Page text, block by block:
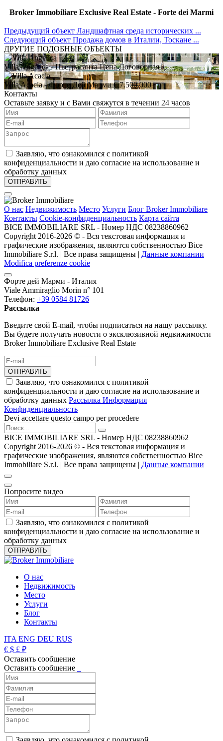
Broker Immobiliare Exclusive Real Estate - Forte dei Marmi
Предыдущий объект Ландшафтная среда исторических ...
Следующий объект Продажа домов в Италии, Тоскане ...
ДРУГИЕ ПОДОБНЫЕ ОБЪЕКТЫ
Villa Angelica- Пьетрасанта Цена Договорная
Villa Acacia- Форте Дей Марми € 7.500.000
Контакты
Оставьте заявку и с Вами свяжутся в течении 24 часов
Заявляю, что ознакомился с политикой
конфиденциальности и даю согласие на использование и
обработку данных
О нас Недвижимость Место Услуги Блог Broker Immobiliare
Контакты Cookie-конфиденциальность Карта сайта
BICE IMMOBILIARE SRL - Номер НДС 08238860962
Copyright 2016-2026 ©️ - Вся текстовая информация и
графические изображения, являются собственностью Bice
Immobiliare S.r.l. | Все права защищены | Данные компании
Modifica preferenze cookie
Форте дей Марми - Италия
Viale Ammiraglio Morin n° 101
Телефон: +39 0584 81726
Рассылка
Введите свой E-mail, чтобы подписаться на нашу рассылку.
Вы будете получать новости о эксклюзивной недвижимости
Broker Immobiliare Exclusive Real Estate
ОТПРАВИТЬ
Заявляю, что ознакомился с политикой
конфиденциальности и даю согласие на использование и
обработку данных Рассылка Информация
Конфиденциальность
Devi accettare questo campo per procedere
BICE IMMOBILIARE SRL - Номер НДС 08238860962
Copyright 2016-2026 ©️ - Вся текстовая информация и
графические изображения, являются собственностью Bice
Immobiliare S.r.l. | Все права защищены | Данные компании
Попросите видео
Заявляю, что ознакомился с политикой
конфиденциальности и даю согласие на использование и
обработку данных
О нас
Недвижимость
Место
Услуги
Блог
Контакты
ITAENG DEU RUS
€ $ £ ₽
Оставить сообщение
Оставить сообщение